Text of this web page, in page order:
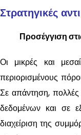
Στρατηγικές
Προσέγγιση
Οι μικρές και
περιορισμένους
Σε απάντηση,
δεδομένων και σε
διαχείριση της